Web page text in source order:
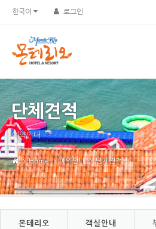
한국어 로그인
단체견적
예약안내
Home 예약안내 단체견적
몬테리오 객실안내
Sketchbook5, 스케